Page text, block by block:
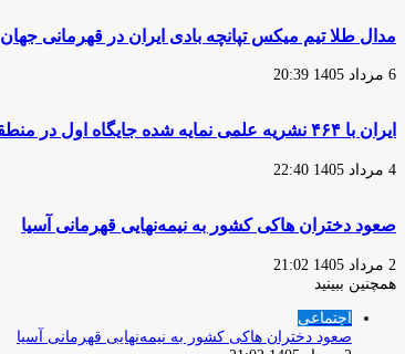
مدال طلا تیم میکس تپانچه بادی ایران در قهرمانی جهان
6 مرداد 1405 20:39
ایران با ۴۶۴ نشریه علمی نمایه شده جایگاه اول در منطقه را کسب کرد
4 مرداد 1405 22:40
صعود دختران هاکی کشور به نیمه‌نهایی قهرمانی آسیا
2 مرداد 1405 21:02
همچنین ببینید
اجتماعی
صعود دختران هاکی کشور به نیمه‌نهایی قهرمانی آسیا